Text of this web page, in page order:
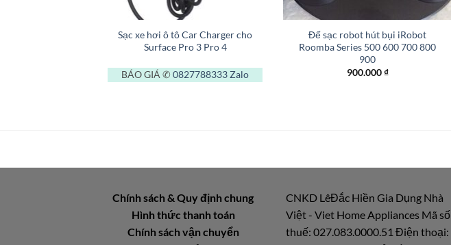
Sạc xe hơi ô tô Car Charger cho
Surface Pro 3 Pro 4
BÁO GIÁ ✆0827788333 Zalo
+
Đế sạc robot hút bụi iRobot
Roomba Series 500 600 700 800
900
900.000₫
Chính sách & Quy định chung
Hình thức thanh toán
Chính sách vận chuyển
CNKD LêĐắc Hiền Gia Dụng Nhà
Việt - Viet Home Appliances Mã số
thuế: 027.083.0000.51 Điện thoại: